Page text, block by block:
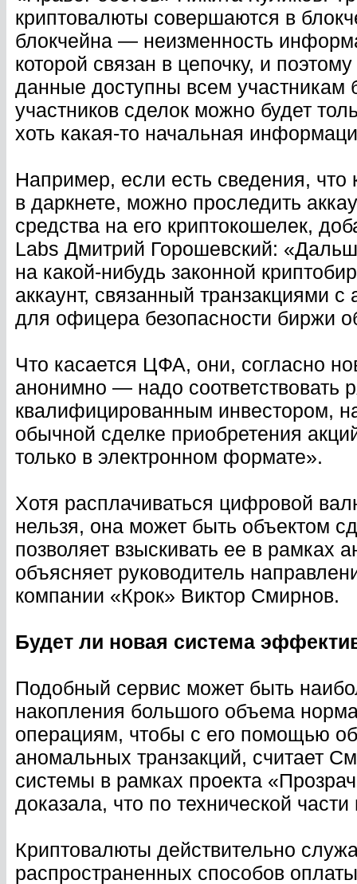
криптовалюты совершаются в
блокчейна — неизменность
которой связан в цепочку, и
данные доступны всем участникам
участников сделок можно будет
хоть какая-то начальная
Например, если есть сведения, что
в даркнете, можно проследить
средства на его криптокошелек,
Labs Дмитрий Горошевский:
на какой-нибудь законной
аккаунт, связанный транзакциями с
для офицера безопасности биржи
Что касается ЦФА, они, согласно
анонимно — надо соответствовать
квалифицированным инвестором,
обычной сделке приобретения
только в электронном формате».
Хотя расплачиваться цифровой
нельзя, она может быть объектом
позволяет взыскивать ее в рамках
объясняет руководитель
компании «Крок» Виктор Смирнов.
Будет ли новая система
Подобный сервис может быть
накопления большого объема
операциям, чтобы с его помощью
аномальных транзакций, считает
системы в рамках проекта
доказала, что по технической
Криптовалюты действительно
распространенных способов